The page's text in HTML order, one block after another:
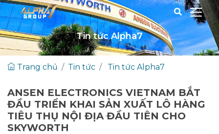
Tin tức Alpha7
Trang chủ Tin tức Tin tức Alpha7
ANSEN ELECTRONICS VIETNAM BẮT
ĐẦU TRIỂN KHAI SẢN XUẤT LÔ HÀNG
TIÊU THỤ NỘI ĐỊA ĐẦU TIÊN CHO
SKYWORTH